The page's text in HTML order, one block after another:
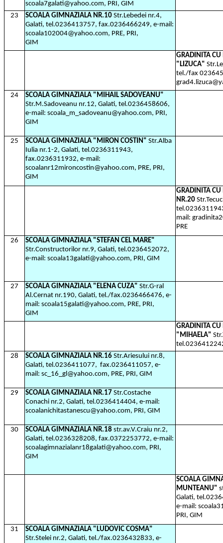
scoala7galati@yahoo.com, PRI, GIM
23
SCOALA GIMNAZIALA NR.10 Str.Lebedei nr.4,
Galati, tel.0236413757, fax.0236466249, e-mail:
scoala102004@yahoo.com, PRE, PRI,
GIM
GRADINITA
"LIZUCA"
tel./fax
24
SCOALA GIMNAZIALA "MIHAIL SADOVEANU"
Str.M.Sadoveanu nr.12, Galati, tel.0236458606,
e-mail: scoala_m_sadoveanu@yahoo.com, PRI,
GIM
25 SCOALA GIMNAZIALA "MIRON COSTIN" Str.Alba
Iulia nr.1-2, Galati, tel.0236311943,
fax.0236311932, e-mail:
scoalanr12mironcostin@yahoo.com, PRE, PRI,
GIM
GRADINITA
NR.20
mail:
PRE
26
SCOALA GIMNAZIALA "STEFAN CEL MARE"
Str.Constructorilor nr.9, Galati, tel.0236452072,
e-mail: scoala13galati@yahoo.com, PRI, GIM
27 SCOALA GIMNAZIALA "ELENA CUZA" Str.G-ral
Al.Cernat nr.190, Galati, tel./fax.0236466476, e-
mail: scoala15galati@yahoo.com, PRE, PRI,
GIM
GRADINITA
"MIHAELA"
28
SCOALA GIMNAZIALA NR.16 Str.Ariesului nr.8,
Galati, tel.0236411077, fax.0236411057, e-
mail: sc_16_gl@yahoo.com, PRE, PRI, GIM
29 SCOALA GIMNAZIALA NR.17 Str.Costache
Conachi nr.2, Galati, tel.0236414404, e-mail:
scoalanichitastanescu@yahoo.com, PRI, GIM
30 SCOALA GIMNAZIALA NR.18 str.av.V.Craiu nr.2,
Galati, tel.0236328208, fax.0372253772, e-mail:
scoalagimnazialanr18galati@yahoo.com, PRI,
GIM
SCOALA
MUNTEANU"
Galati,
e-mail:
PRI, GIM
31
SCOALA GIMNAZIALA "LUDOVIC COSMA"
Str.Stelei nr.2, Galati, tel./fax.0236432833, e-